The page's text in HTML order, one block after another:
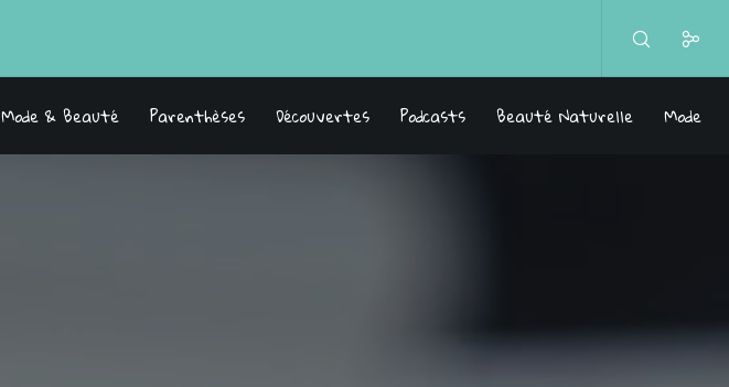
Mode & Beauté Parenthèses Découvertes Podcasts Beauté Naturelle Mode